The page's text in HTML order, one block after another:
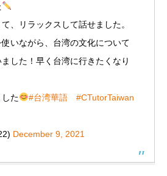
、リラックスして話せました。
いながら、台湾の文化について
した！早く台湾に行きたくなり
た
#台湾華語 #CTutorTaiwan
December 9, 2021